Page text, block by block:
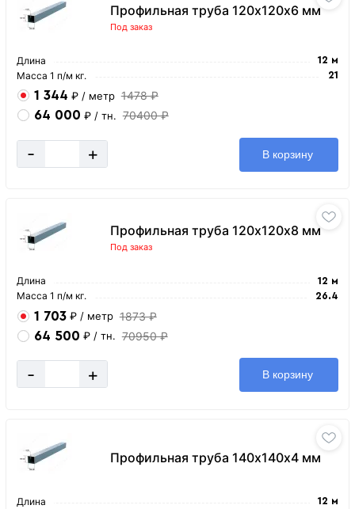
Профильная труба 120х120х6 мм
Под заказ
Длина 12 м
Масса 1 п/м кг. 21
1 344 ₽ / метр 1478 ₽
64 000 ₽ / тн. 70400 ₽
- + В корзину
Профильная труба 120х120х8 мм
Под заказ
Длина 12 м
Масса 1 п/м кг. 26.4
1 703 ₽ / метр 1873 ₽
64 500 ₽ / тн. 70950 ₽
- + В корзину
Профильная труба 140х140х4 мм
Длина 12 м